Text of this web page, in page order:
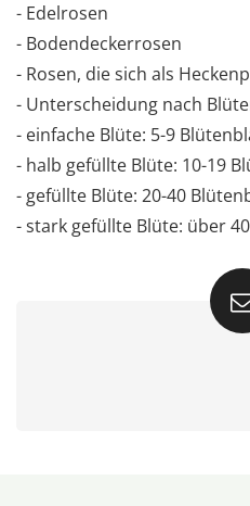
- Edelrosen
- Bodendeckerrosen
- Rosen, die sich als
- Unterscheidung nach
- einfache Blüte: 5-9
- halb gefüllte Blüte: 10-19
- gefüllte Blüte: 20-40
- stark gefüllte Blüte: über